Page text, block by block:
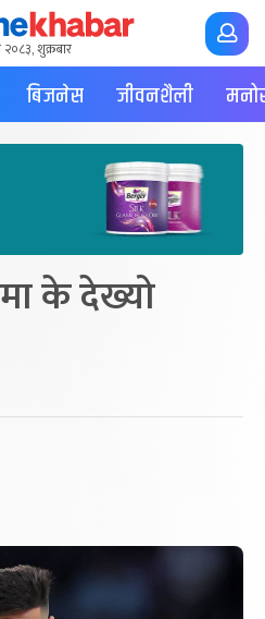
शुक्रबार
बिजनेस जीवनशैली
के देख्यो